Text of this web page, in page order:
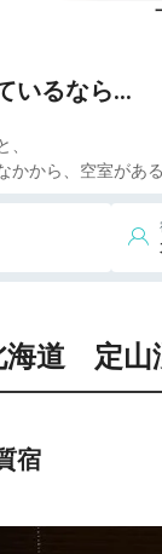
いるなら…
、
かから、空室があ
海道 定山
宿